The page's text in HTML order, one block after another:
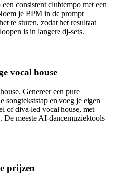
consistent clubtempo met een
je BPM in de prompt
te sturen, zodat het resultaat
is in langere dj-sets.
vocal house
Genereer een pure
songtekststap en voeg je eigen
of diva-led vocal house, met
meeste AI-dancemuziektools
prijzen